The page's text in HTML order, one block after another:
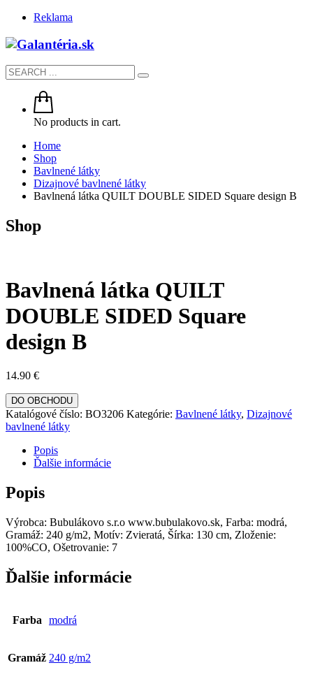
Reklama
No products in cart.
Home
Shop
Bavlnené látky
Dizajnové bavlnené látky
Bavlnená látka QUILT DOUBLE SIDED Square design B
Shop
Bavlnená látka QUILT
DOUBLE SIDED Square
design B
14.90 €
DO OBCHODU
Katalógové číslo: BO3206 Kategórie: Bavlnené látky, Dizajnové
bavlnené látky
Popis
Ďalšie informácie
Popis
Výrobca: Bubulákovo s.r.o www.bubulakovo.sk, Farba: modrá,
Gramáž: 240 g/m2, Motív: Zvieratá, Šírka: 130 cm, Zloženie:
100%CO, Ošetrovanie: 7
Ďalšie informácie
Farba modrá
Gramáž 240 g/m2